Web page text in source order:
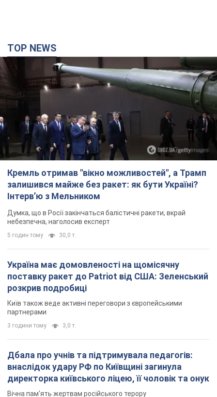
TOP NEWS
Кремль отримав "вікно можливостей", а Трамп
залишився майже без ракет: як бути Україні?
Інтерв’ю з Мельником
Думка, що в Росії закінчаться балістичні ракети, вкрай
небезпечна, наголосив експерт
5 годин тому 30,0 т.
Україна має домовленості на щомісячну
поставку ракет до Patriot від США: Зеленський
розкрив подробиці
Київ також веде активні переговори з європейськими
партнерами
3 години тому 3,0 т.
Дбала про учнів та підтримувала педагогів:
внаслідок удару РФ по Київщині загинула
директорка київського ліцею, її чоловік та онук
Вічна пам'ять жертвам російського терору